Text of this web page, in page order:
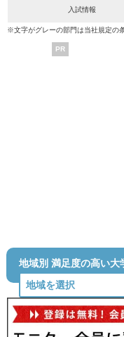
入試情報
※文字がグレーの部門は当社規定の
PR
地域別 満足度の高い大